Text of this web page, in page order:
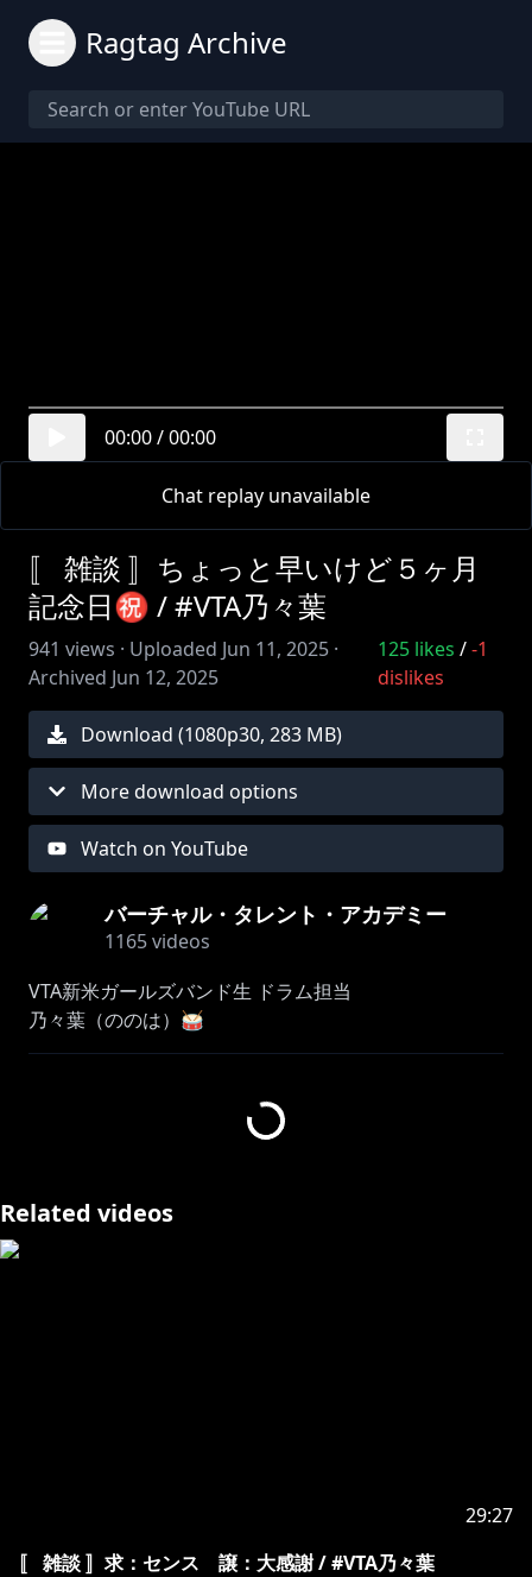
Ragtag Archive
00:00/00:00
Chat replay unavailable
〚 雑談 〛ちょっと早いけど５ヶ月
記念日㊗️ / #VTA乃々葉
941 views · Uploaded Jun 11, 2025 ·
Archived Jun 12, 2025
125 likes /-1
dislikes
Download (1080p30, 283 MB)
More download options
Watch on YouTube
バーチャル・タレント・アカデミー
1165videos
VTA新米ガールズバンド生 ドラム担当
乃々葉（ののは）🥁
https://forms.gle/5qg3PFGv9AXUvutc9
Related videos
29:27
〚 雑談 〛求：センス 譲：大感謝 / #VTA乃々葉